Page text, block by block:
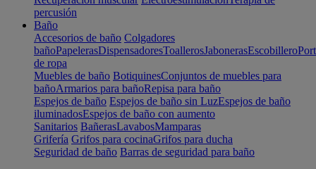
percusión
Baño
Accesorios de baño Colgadores
bañoPapelerasDispensadoresToallerosJabonerasEscobillero
de ropa
Muebles de baño BotiquinesConjuntos de muebles para
bañoArmarios para bañoRepisa para baño
Espejos de baño Espejos de baño sin LuzEspejos de baño
iluminadosEspejos de baño con aumento
Sanitarios BañerasLavabosMamparas
Grifería Grifos para cocinaGrifos para ducha
Seguridad de baño Barras de seguridad para baño